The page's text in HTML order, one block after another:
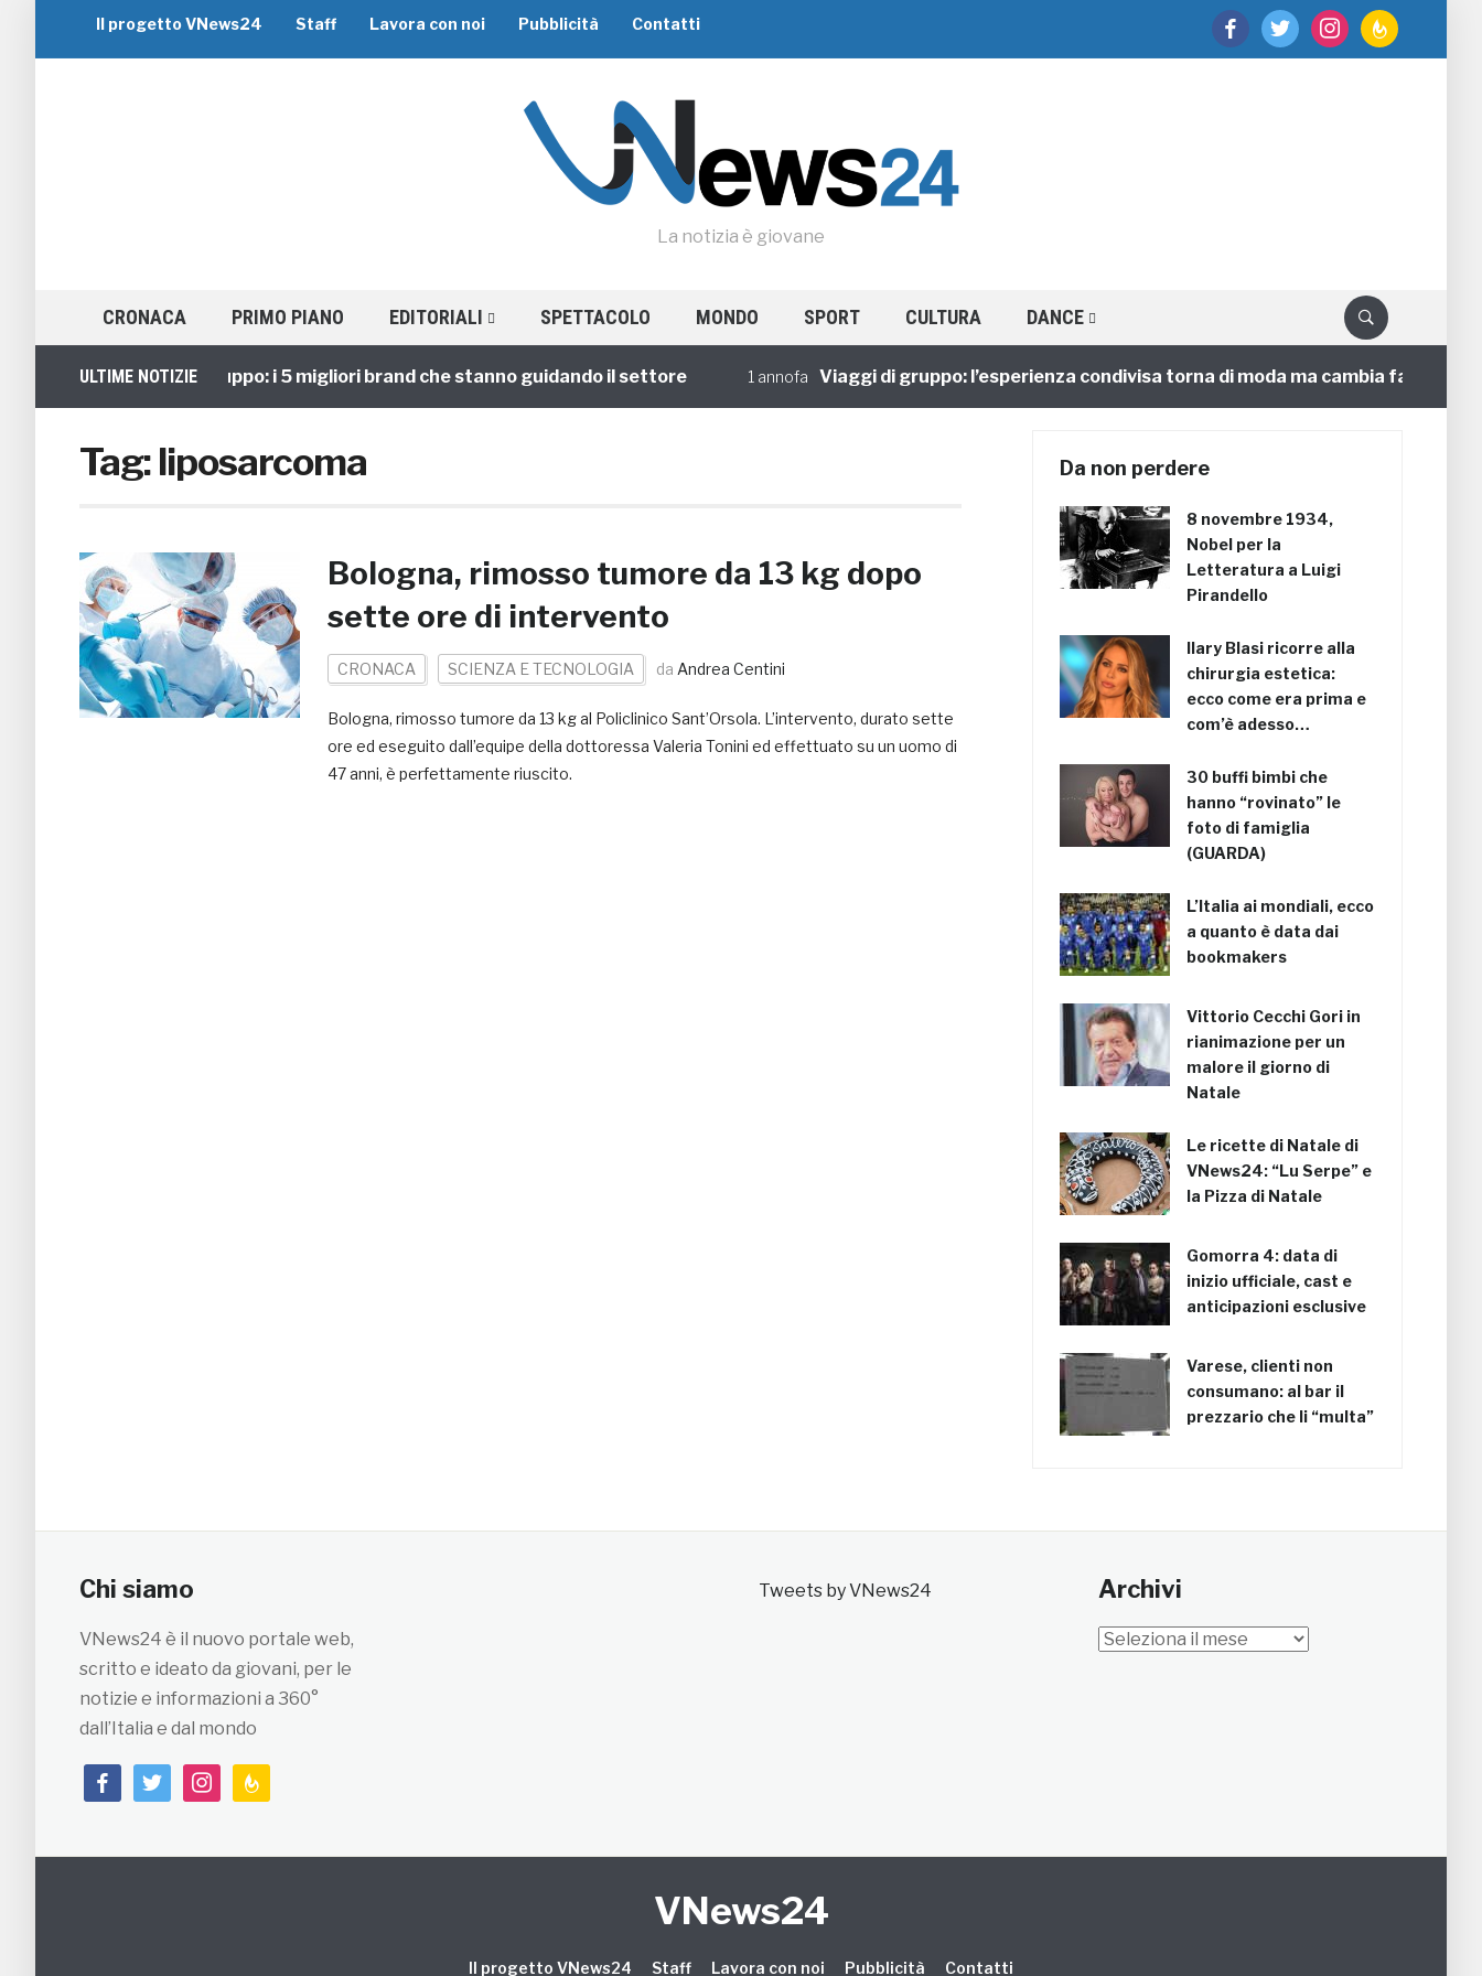
facebooktwitter instagramfeedburner
Il progetto VNews24 Staff Lavora con noi Pubblicità Contatti
La notizia è giovane
CRONACA PRIMO PIANO EDITORIALI SPETTACOLO MONDO SPORT CULTURA DANCE
ULTIME NOTIZIE
Viaggi di Gruppo: i 5 migliori brand che stanno guidando il settore 1 annofa Viaggi di gruppo: l’esperienza condivisa torna di moda ma cambia faccia
Tag:liposarcoma
Bologna, rimosso tumore da 13 kg dopo
sette ore di intervento
CRONACA SCIENZA E TECNOLOGIA da Andrea Centini
Bologna, rimosso tumore da 13 kg al Policlinico Sant’Orsola. L’intervento, durato sette
ore ed eseguito dall’equipe della dottoressa Valeria Tonini ed effettuato su un uomo di
47 anni, è perfettamente riuscito.
Da non perdere
8 novembre 1934,
Nobel per la
Letteratura a Luigi
Pirandello
Ilary Blasi ricorre alla
chirurgia estetica:
ecco come era prima e
com’è adesso…
30 buffi bimbi che
hanno “rovinato” le
foto di famiglia
(GUARDA)
L’Italia ai mondiali, ecco
a quanto è data dai
bookmakers
Vittorio Cecchi Gori in
rianimazione per un
malore il giorno di
Natale
Le ricette di Natale di
VNews24: “Lu Serpe” e
la Pizza di Natale
Gomorra 4: data di
inizio ufficiale, cast e
anticipazioni esclusive
Varese, clienti non
consumano: al bar il
prezzario che li “multa”
Chi siamo
VNews24 è il nuovo portale web,
scritto e ideato da giovani, per le
notizie e informazioni a 360°
dall’Italia e dal mondo
facebooktwitterinstagramfeedburner
Tweets by VNews24 Archivi
Archivi
VNews24
Il progetto VNews24 Staff Lavora con noi Pubblicità Contatti